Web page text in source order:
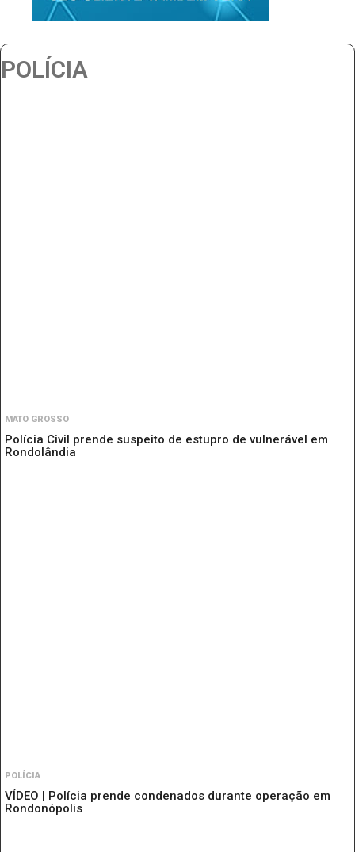
POLÍCIA
MATO GROSSO
Polícia Civil prende suspeito de estupro de vulnerável em
Rondolândia
POLÍCIA
VÍDEO | Polícia prende condenados durante operação em
Rondonópolis